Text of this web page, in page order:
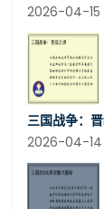
2026-04-15
三国战争：
2026-04-14